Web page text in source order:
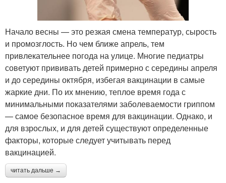
Начало весны — это резкая смена температур, сырость
и промозглость. Но чем ближе апрель, тем
привлекательнее погода на улице. Многие педиатры
советуют прививать детей примерно с середины апреля
и до середины октября, избегая вакцинации в самые
жаркие дни. По их мнению, теплое время года с
минимальными показателями заболеваемости гриппом
— самое безопасное время для вакцинации. Однако, и
для взрослых, и для детей существуют определенные
факторы, которые следует учитывать перед
вакцинацией.
читать дальше →